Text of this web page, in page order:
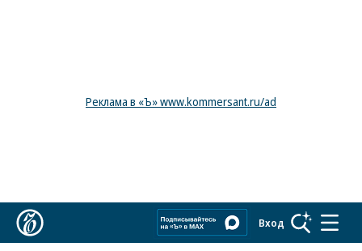
Реклама в «Ъ» www.kommersant.ru/ad
Вход